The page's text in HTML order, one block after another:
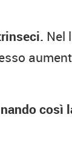
Nel
così